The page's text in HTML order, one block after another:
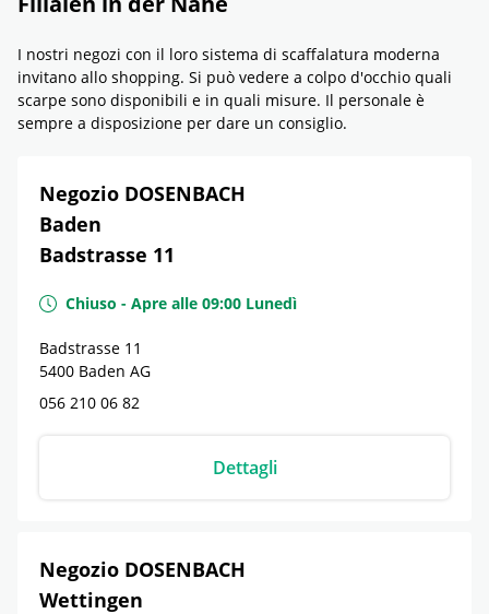
I nostri negozi con il loro sistema di scaffalatura moderna
invitano allo shopping. Si può vedere a colpo d'occhio quali
scarpe sono disponibili e in quali misure. Il personale è
sempre a disposizione per dare un consiglio.
Negozio DOSENBACH
Baden
Badstrasse 11
Chiuso - Apre alle 09:00 Lunedì
Badstrasse 11
5400 Baden AG
056 210 06 82
Dettagli
Negozio DOSENBACH
Wettingen